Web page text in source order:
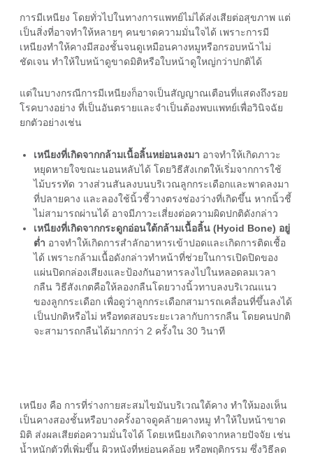
การมีเหนียง โดยทั่วไปในทางการแพทย์ไม่ได้ส่งเสียต่อสุขภาพ แต่
เป็นสิ่งที่อาจทำให้หลายๆ คนขาดความมั่นใจได้ เพราะการมี
เหนียงทำให้คางมีสองชั้นจนดูเหมือนคางหมูหรือกรอบหน้าไม่
ชัดเจน ทำให้ใบหน้าดูขาดมิติหรือใบหน้าดูใหญ่กว่าปกติได้
แต่ในบางกรณีการมีเหนียงก็อาจเป็นสัญญาณเตือนที่แสดงถึงรอย
โรคบางอย่าง ที่เป็นอันตรายและจำเป็นต้องพบแพทย์เพื่อวินิจฉัย
ยกตัวอย่างเช่น
เหนียงที่เกิดจากกล้ามเนื้อลิ้นหย่อนลงมา อาจทำให้เกิดภาวะ
หยุดหายใจขณะนอนหลับได้ โดยวิธีสังเกตให้เริ่มจากการใช้
ไม้บรรทัด วางส่วนสันลงบนบริเวณลูกกระเดือกและพาดลงมา
ที่ปลายคาง และลองใช้นิ้วชี้วางตรงช่องว่างที่เกิดขึ้น หากนิ้วชี้
ไม่สามารถผ่านได้ อาจมีภาวะเสี่ยงต่อความผิดปกติดังกล่าว
เหนียงที่เกิดจากกระดูกอ่อนใต้กล้ามเนื้อลิ้น (Hyoid Bone) อยู่
ต่ำ อาจทำให้เกิดการสำลักอาหารเข้าปอดและเกิดการติดเชื้อ
ได้ เพราะกล้ามเนื้อดังกล่าวทำหน้าที่ช่วยในการเปิดปิดของ
แผ่นปิดกล่องเสียงและป้องกันอาหารลงไปในหลอดลมเวลา
กลืน วิธีสังเกตคือให้ลองกลืนโดยวางนิ้วทาบลงบริเวณแนว
ของลูกกระเดือก เพื่อดูว่าลูกกระเดือกสามารถเคลื่อนที่ขึ้นลงได้
เป็นปกติหรือไม่ หรือทดสอบระยะเวลากับการกลืน โดยคนปกติ
จะสามารถกลืนได้มากกว่า 2 ครั้งใน 30 วินาที
เหนียง คือ การที่ร่างกายสะสมไขมันบริเวณใต้คาง ทำให้มองเห็น
เป็นคางสองชั้นหรือบางครั้งอาจดูคล้ายคางหมู ทำให้ใบหน้าขาด
มิติ ส่งผลเสียต่อความมั่นใจได้ โดยเหนียงเกิดจากหลายปัจจัย เช่น
น้ำหนักตัวที่เพิ่มขึ้น ผิวหนังที่หย่อนคล้อย หรือพฤติกรรม ซึ่งวิธีลด